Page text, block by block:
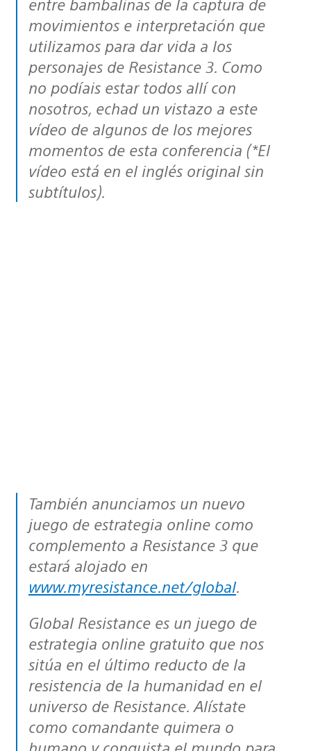
movimientos e interpretación que
utilizamos para dar vida a los
personajes de Resistance 3. Como
no podíais estar todos allí con
nosotros, echad un vistazo a este
vídeo de algunos de los mejores
momentos de esta conferencia (*El
vídeo está en el inglés original sin
subtítulos).
También anunciamos un nuevo
juego de estrategia online como
complemento a Resistance 3 que
estará alojado en
www.myresistance.net/global.
Global Resistance es un juego de
estrategia online gratuito que nos
sitúa en el último reducto de la
resistencia de la humanidad en el
universo de Resistance. Alístate
como comandante quimera o
humano y conquista el mundo para